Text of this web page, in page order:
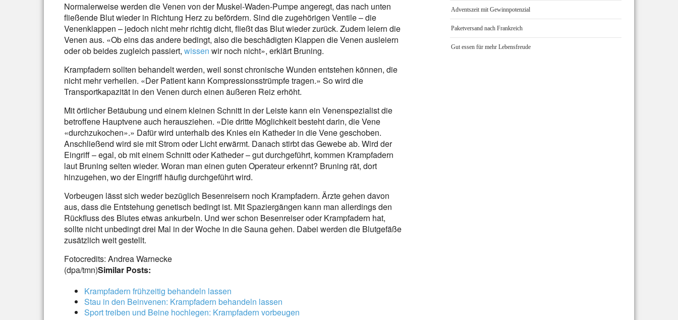
Normalerweise werden die Venen von der Muskel-Waden-Pumpe angeregt, das nach unten
fließende Blut wieder in Richtung Herz zu befördern. Sind die zugehörigen Ventile – die
Venenklappen – jedoch nicht mehr richtig dicht, fließt das Blut wieder zurück. Zudem leiern die
Venen aus. «Ob eins das andere bedingt, also die beschädigten Klappen die Venen ausleiern
oder ob beides zugleich passiert, wissen wir noch nicht», erklärt Bruning.
Krampfadern sollten behandelt werden, weil sonst chronische Wunden entstehen können, die
nicht mehr verheilen. «Der Patient kann Kompressionsstrümpfe tragen.» So wird die
Transportkapazität in den Venen durch einen äußeren Reiz erhöht.
Mit örtlicher Betäubung und einem kleinen Schnitt in der Leiste kann ein Venenspezialist die
betroffene Hauptvene auch herausziehen. «Die dritte Möglichkeit besteht darin, die Vene
«durchzukochen».» Dafür wird unterhalb des Knies ein Katheder in die Vene geschoben.
Anschließend wird sie mit Strom oder Licht erwärmt. Danach stirbt das Gewebe ab. Wird der
Eingriff – egal, ob mit einem Schnitt oder Katheder – gut durchgeführt, kommen Krampfadern
laut Bruning selten wieder. Woran man einen guten Operateur erkennt? Bruning rät, dort
hinzugehen, wo der Eingriff häufig durchgeführt wird.
Vorbeugen lässt sich weder bezüglich Besenreisern noch Krampfadern. Ärzte gehen davon
aus, dass die Entstehung genetisch bedingt ist. Mit Spaziergängen kann man allerdings den
Rückfluss des Blutes etwas ankurbeln. Und wer schon Besenreiser oder Krampfadern hat,
sollte nicht unbedingt drei Mal in der Woche in die Sauna gehen. Dabei werden die Blutgefäße
zusätzlich weit gestellt.
Fotocredits: Andrea Warnecke
(dpa/tmn)Similar Posts:
Krampfadern frühzeitig behandeln lassen
Stau in den Beinvenen: Krampfadern behandeln lassen
Sport treiben und Beine hochlegen: Krampfadern vorbeugen
Adventszeit mit Gewinnpotenzial
Paketversand nach Frankreich
Gut essen für mehr Lebensfreude